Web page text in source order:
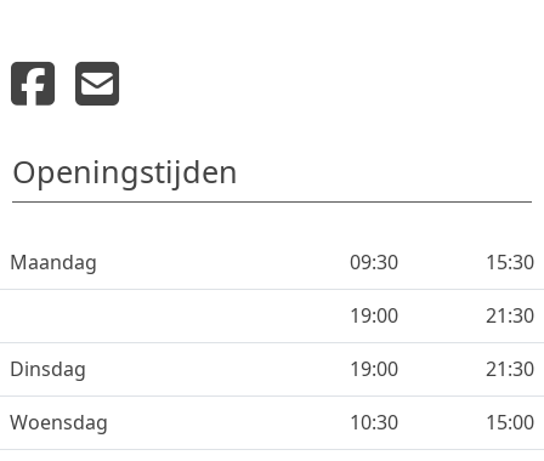
Openingstijden
Maandag 09:30
15:30
19:00
21:30
Dinsdag
19:00
21:30
Woensdag
10:30
15:00